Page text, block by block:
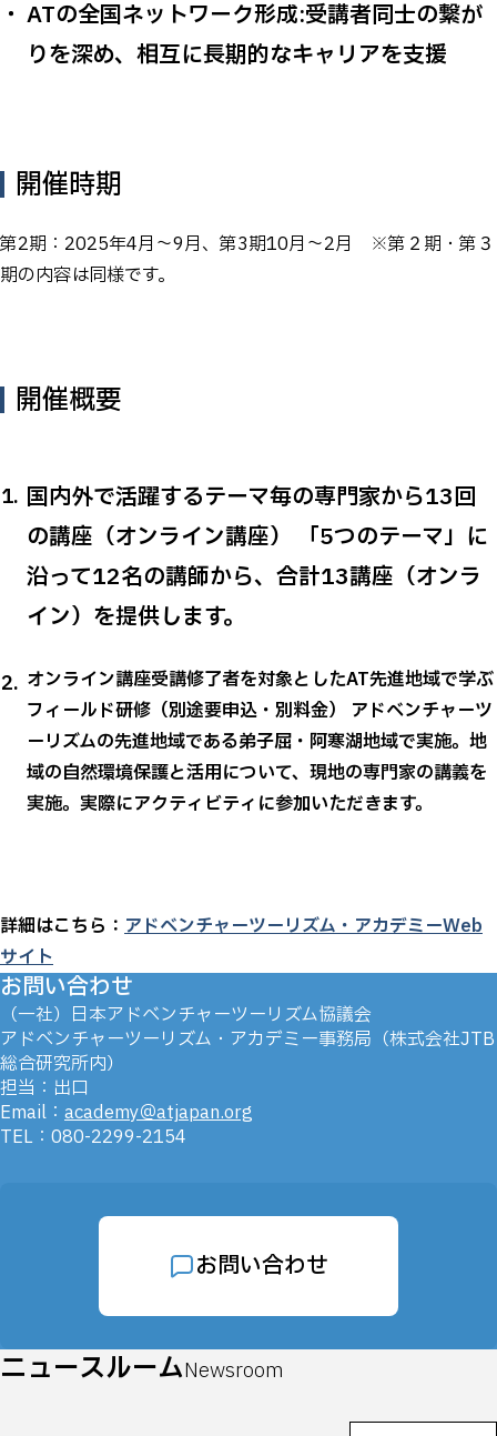
ATの全国ネットワーク形成:受講者同士の繋が
りを深め、相互に長期的なキャリアを支援
開催時期
第2期：2025年4月～9月、第3期10月～2月 ※第２期・第３
期の内容は同様です。
開催概要
国内外で活躍するテーマ毎の専門家から13回
の講座（オンライン講座） 「5つのテーマ」に
沿って12名の講師から、合計13講座（オンラ
イン）を提供します。
オンライン講座受講修了者を対象としたAT先進地域で学ぶ
フィールド研修（別途要申込・別料金） アドベンチャーツ
ーリズムの先進地域である弟子屈・阿寒湖地域で実施。地
域の自然環境保護と活用について、現地の専門家の講義を
実施。実際にアクティビティに参加いただきます。
詳細はこちら： アドベンチャーツーリズム・アカデミーWeb
サイト
お問い合わせ
（一社）日本アドベンチャーツーリズム協議会
アドベンチャーツーリズム・アカデミー事務局（株式会社JTB
総合研究所内）
担当：出口
Email： academy＠atjapan.org
TEL：080-2299-2154
お問い合わせ
ニュースルームNewsroom